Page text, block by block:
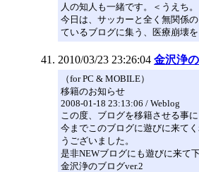
人の知人も一緒です。＜うえち
今日は、サッカーと全く無関係
ているブログに集う、医療崩壊を
2010/03/23 23:26:04 金沢浄
（for PC & MOBILE）
移籍のお知らせ
2008-01-18 23:13:06 / Weblog
この度、ブログを移籍させる事に
今までこのブログに遊びに来て
うございました。
是非NEWブログにも遊びに来て下
金沢浄のブログver.2